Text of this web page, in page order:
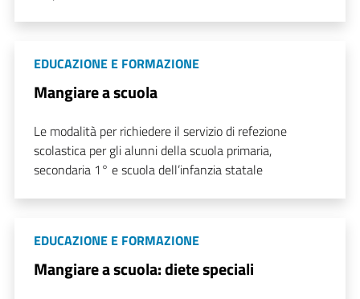
EDUCAZIONE E FORMAZIONE
Mangiare a scuola
Le modalità per richiedere il servizio di refezione
scolastica per gli alunni della scuola primaria,
secondaria 1° e scuola dell’infanzia statale
EDUCAZIONE E FORMAZIONE
Mangiare a scuola: diete speciali